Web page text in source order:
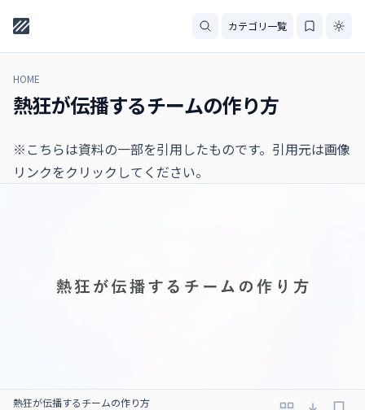
カテゴリ一覧
HOME
熱狂が伝播するチームの作り方
※こちらは資料の一部を引用したものです。引用元は画像
リンクをクリックしてください。
熱狂が伝播するチームの作り方